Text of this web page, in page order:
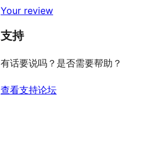
Your review
支持
有话要说吗？是否需要帮助？
查看支持论坛